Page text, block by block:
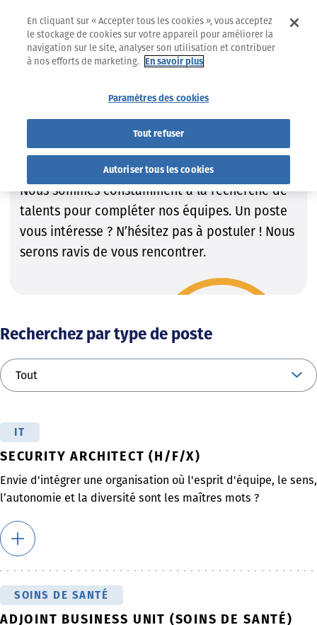
Trouvez le job qui VOUS convient !
Trouvez le job qui VOUS
convient !
Nous sommes constamment à la recherche de
talents pour compléter nos équipes. Un poste
vous intéresse ? N’hésitez pas à postuler ! Nous
serons ravis de vous rencontrer.
Recherchez par type de poste
IT
SECURITY ARCHITECT (H/F/X)
Envie d'intégrer une organisation où l'esprit d'équipe, le sens,
l’autonomie et la diversité sont les maîtres mots ?
SOINS DE SANTÉ
ADJOINT BUSINESS UNIT (SOINS DE SANTÉ)
En cliquant sur « Accepter tous les cookies », vous acceptez
le stockage de cookies sur votre appareil pour améliorer la
navigation sur le site, analyser son utilisation et contribuer
à nos efforts de marketing. En savoir plus
Paramètres des cookies
Tout refuser
Autoriser tous les cookies